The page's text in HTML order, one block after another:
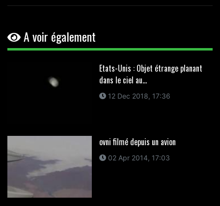
A voir également
Etats-Unis : Objet étrange planant
dans le ciel au...
12 Dec 2018, 17:36
ovni filmé depuis un avion
02 Apr 2014, 17:03